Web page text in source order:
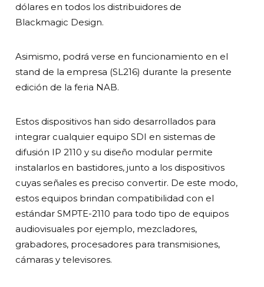
dólares en todos los distribuidores de
Blackmagic Design.
Asimismo, podrá verse en funcionamiento en el
stand de la empresa (SL216) durante la presente
edición de la feria NAB.
Estos dispositivos han sido desarrollados para
integrar cualquier equipo SDI en sistemas de
difusión IP 2110 y su diseño modular permite
instalarlos en bastidores, junto a los dispositivos
cuyas señales es preciso convertir. De este modo,
estos equipos brindan compatibilidad con el
estándar SMPTE-2110 para todo tipo de equipos
audiovisuales por ejemplo, mezcladores,
grabadores, procesadores para transmisiones,
cámaras y televisores.